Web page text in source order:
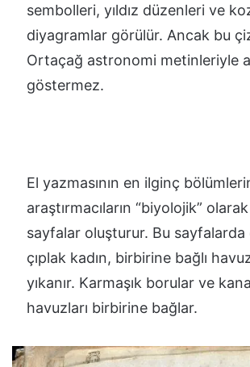
sembolleri, yıldız düzenleri ve
diyagramlar görülür. Ancak bu
Ortaçağ astronomi metinleriyle
göstermez.
El yazmasının en ilginç
araştırmacıların “biyolojik” olarak
sayfalar oluşturur. Bu sayfalarda
çıplak kadın, birbirine bağlı
yıkanır. Karmaşık borular ve
havuzları birbirine bağlar.